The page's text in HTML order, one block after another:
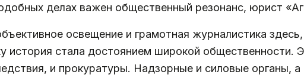
делах важен общественный резонанс, юрист
освещение и грамотная журналистика
история стала достоянием широкой общественности.
и прокуратуры. Надзорные и силовые органы,